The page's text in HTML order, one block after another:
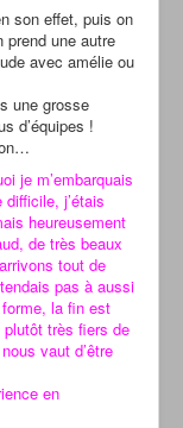
son effet, puis on
prend une autre
avec amélie ou
une grosse
d’équipes !
je m’embarquais
j’étais
heureusement
de très beaux
tout de
pas à aussi
la fin est
très fiers de
vaut d’être
en